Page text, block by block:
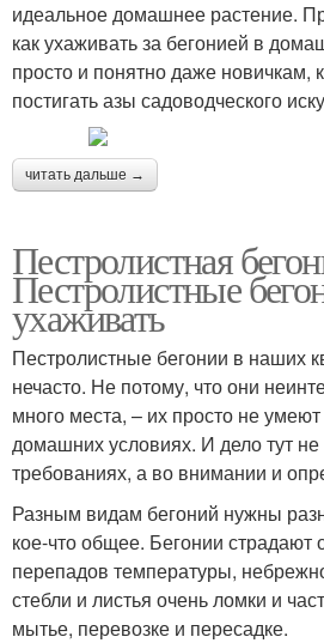
идеальное домашнее растение.
как ухаживать за бегонией в
просто и понятно даже новичкам,
постигать азы садоводческого
читать дальше →
Пестролистная
Пестролистные
ухаживать
Пестролистные бегонии в наших
нечасто. Не потому, что они
много места, – их просто не
домашних условиях. И дело тут не
требованиях, а во внимании и
Разным видам бегоний нужны
кое-что общее. Бегонии страдают
перепадов температуры,
стебли и листья очень ломки и
мытье, перевозке и пересадке.